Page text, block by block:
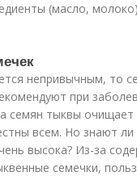
(масло,
непривычным, то
при
семян тыквы
всем. Но знают
высока? Из-за
семечки,